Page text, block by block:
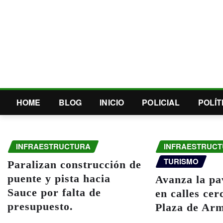
HOME BLOG INICIO POLICIAL
INFRAESTRUCTURA
Paralizan construcción de
puente y pista hacia
Sauce por falta de
presupuesto.
TURISMO
Avanza la
en calles
Plaza de